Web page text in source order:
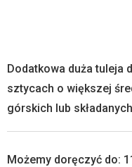
Możemy doręczyć do:
Dodatkowa duża tuleja
sztycach o większej
górskich lub